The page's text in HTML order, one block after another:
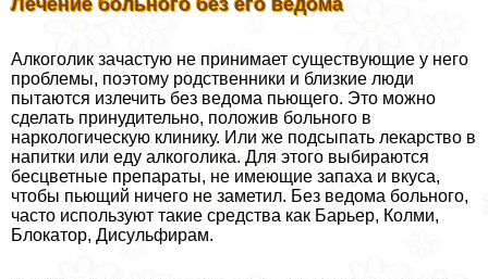
Лечение больного без его ведома
Алкоголик зачастую не принимает существующие у него
проблемы, поэтому родственники и близкие люди
пытаются излечить без ведома пьющего. Это можно
сделать принудительно, положив больного в
наркологическую клинику. Или же подсыпать лекарство в
напитки или еду алкоголика. Для этого выбираются
бесцветные препараты, не имеющие запаха и вкуса,
чтобы пьющий ничего не заметил. Без ведома больного,
часто используют такие средства как Барьер, Колми,
Блокатор, Дисульфирам.